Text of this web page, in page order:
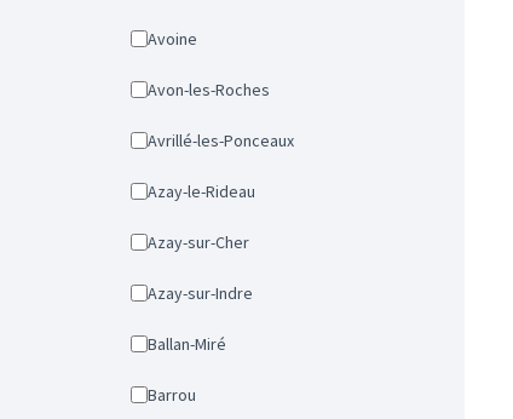
Avoine
Avon-les-Roches
Avrillé-les-Ponceaux
Azay-le-Rideau
Azay-sur-Cher
Azay-sur-Indre
Ballan-Miré
Barrou